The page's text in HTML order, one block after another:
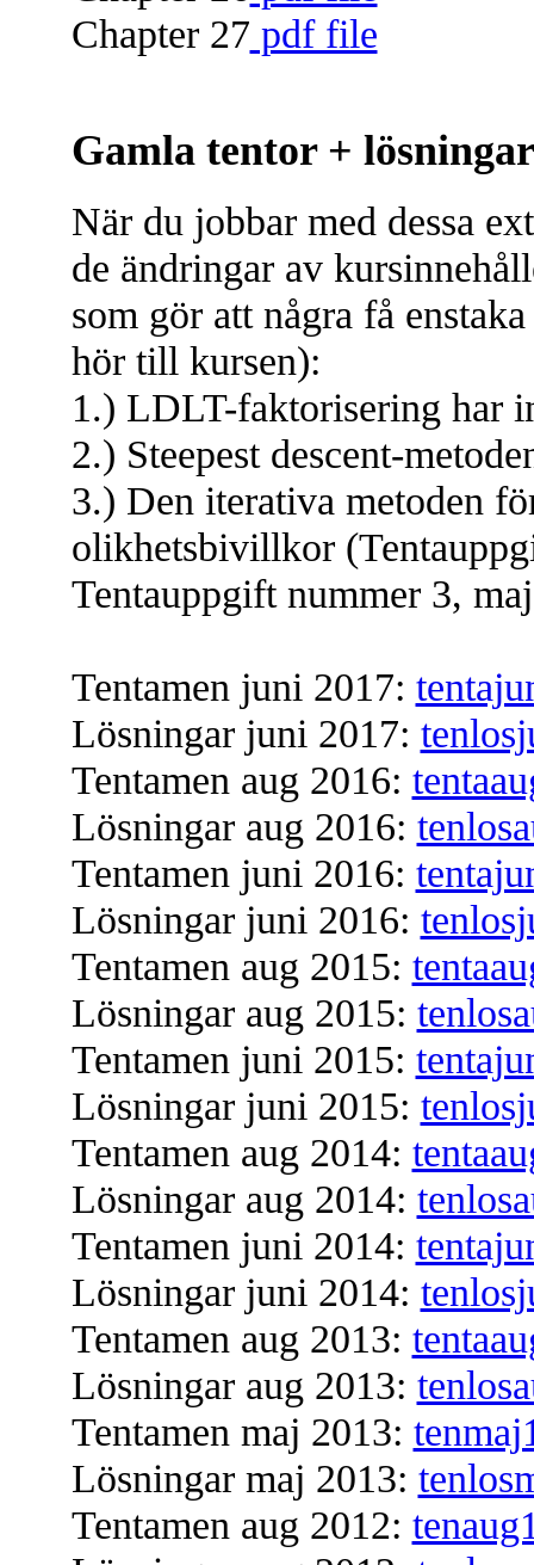
Chapter 27 pdf file
Gamla tentor + lösningar
När du jobbar med dessa
de ändringar av
som gör att några få
hör till kursen):
1.) LDLT-faktorisering har
2.) Steepest descent-
3.) Den iterativa metoden
olikhetsbivillkor
Tentauppgift nummer 3,
Tentamen juni 2017:
Lösningar juni 2017:
Tentamen aug 2016:
Lösningar aug 2016:
Tentamen juni 2016:
Lösningar juni 2016:
Tentamen aug 2015:
Lösningar aug 2015:
Tentamen juni 2015:
Lösningar juni 2015:
Tentamen aug 2014:
Lösningar aug 2014:
Tentamen juni 2014:
Lösningar juni 2014:
Tentamen aug 2013:
Lösningar aug 2013:
Tentamen maj 2013:
Lösningar maj 2013:
Tentamen aug 2012: